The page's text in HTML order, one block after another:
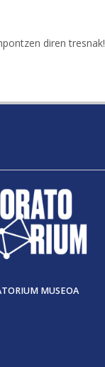
diren tresnak!
MUSEOA